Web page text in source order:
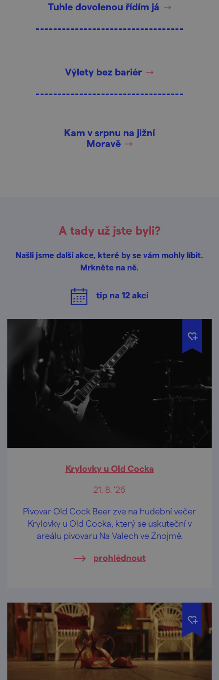
Tuhle dovolenou řídím já
Výlety bez bariér
Kam v srpnu na jižní
Moravě
A tady už jste byli?
Našli jsme další akce, které by se vám mohly líbit.
Mrkněte na ně.
tip na 12akcí
Krylovky u Old Cocka
21. 8. '26
Pivovar Old Cock Beer zve na hudební večer
Krylovky u Old Cocka, který se uskuteční v
areálu pivovaru Na Valech ve Znojmě.
prohlédnout